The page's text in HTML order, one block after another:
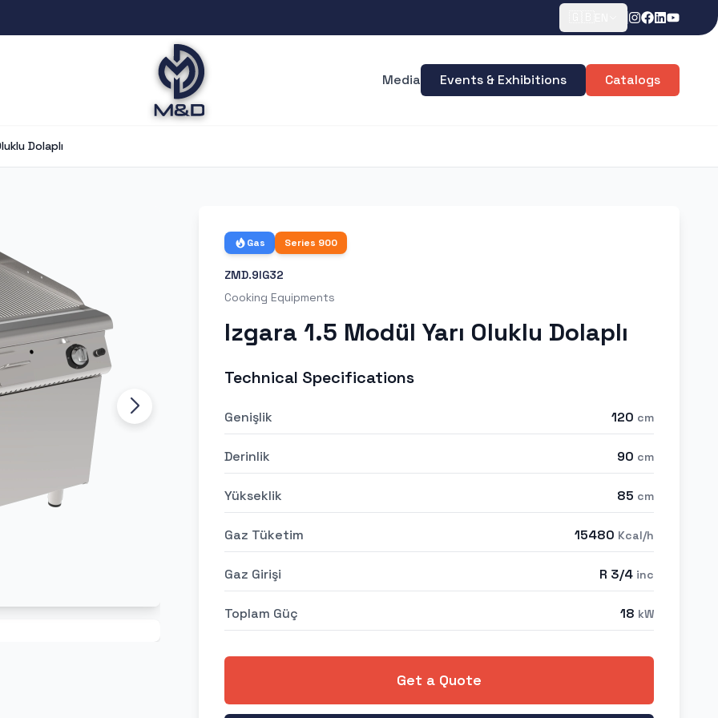
Media Events & Exhibitions Catalogs
Dolaplı
Gas Series 900
ZMD.9IG32
Cooking Equipments
Izgara 1.5 Modül Yarı Oluklu Dolaplı
Technical Specifications
Genişlik 120 cm
Derinlik 90 cm
Yükseklik 85 cm
Gaz Tüketim 15480 Kcal/h
Gaz Girişi R 3/4 inc
Toplam Güç 18 kW
Get a Quote